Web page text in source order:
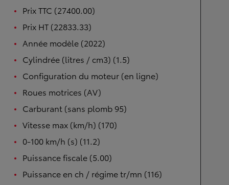
Prix TTC (27400.00)
Prix HT (22833.33)
Année modèle (2022)
Cylindrée (litres / cm3) (1.5)
Configuration du moteur (en ligne)
Roues motrices (AV)
Carburant (sans plomb 95)
Vitesse max (km/h) (170)
0-100 km/h (s) (11.2)
Puissance fiscale (5.00)
Puissance en ch / régime tr/mn (116)